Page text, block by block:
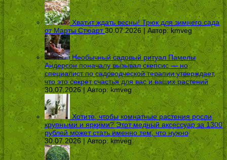
Хватит ждать весны! Трюк для зимнего сада
от Марты Стюарт 30.07.2026 | Автор:kmveg
Необычный садовый ритуал Памелы
Андерсон поначалу вызывал скепсис — но
специалист по садоводческой терапии утверждает,
что это секрет счастья для вас и ваших растений
30.07.2026 | Автор: kmveg
Хотите, чтобы комнатные растения росли
крупными и яркими? Этот медный аксессуар за 1300
рублей может стать именно тем, что нужно
30.07.2026 | Автор: kmveg